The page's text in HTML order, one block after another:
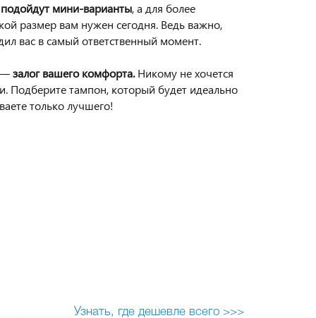
подойдут мини-варианты, а для более
размер вам нужен сегодня. Ведь важно,
вас в самый ответственный момент.
—залог вашего комфорта.Никому не хочется
Подберите тампон, который будет идеально
только лучшего!
Узнать, где дешевле всего >>>